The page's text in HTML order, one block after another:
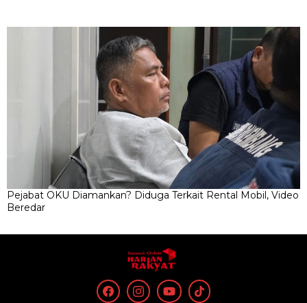
Pejabat OKU Diamankan? Diduga Terkait Rental Mobil, Video
Beredar